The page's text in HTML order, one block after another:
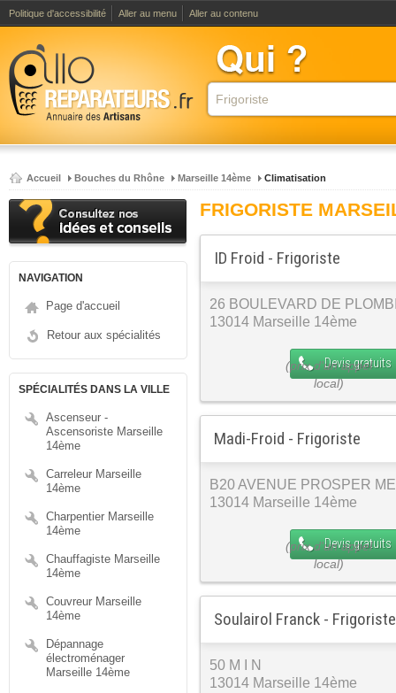
Politique d'accessibilité Aller au menu Aller au contenu
Accueil Bouches du Rhône Marseille 14ème Climatisation
NAVIGATION
Page d'accueil
Retour aux spécialités
SPÉCIALITÉS DANS LA VILLE
Ascenseur -
Ascensoriste Marseille
14ème
Carreleur Marseille
14ème
Charpentier Marseille
14ème
Chauffagiste Marseille
14ème
Couvreur Marseille
14ème
Dépannage
électroménager
Marseille 14ème
FRIGORISTE
ID Froid - Frigoriste
26 BOULEVARD DE
13014 Marseille 14ème
Devis gratuits
Madi-Froid - Frigoriste
B20 AVENUE PROSPER
13014 Marseille 14ème
Devis gratuits
Soulairol Franck - Frigoriste
50 M I N
13014 Marseille 14ème